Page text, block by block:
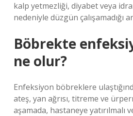
kalp yetmezliği, diyabet veya
nedeniyle düzgün çalışamadığı
Böbrekte
ne olur?
Enfeksiyon böbreklere
ateş, yan ağrısı, titreme ve
aşamada, hastaneye